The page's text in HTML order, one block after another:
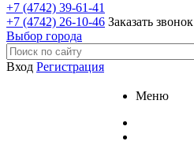
+7 (4742) 39-61-41
+7 (4742) 26-10-46 Заказать звонок
Выбор города
Вход Регистрация
Меню